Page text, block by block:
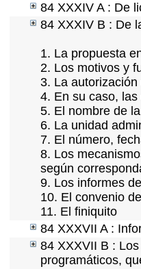
84 XXXIV A : De
84 XXXIV B : De
1. La propuesta
2. Los motivos y
3. La
4. En su caso,
5. El nombre de
6. La unidad
7. El número,
8. Los
según
9. Los informes
10. El convenio
11. El finiquito
84 XXXVII A :
84 XXXVII B :
programáticos,